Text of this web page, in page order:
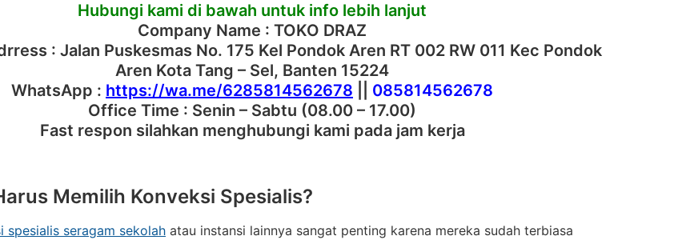
Hubungi kami di bawah untuk info lebih lanjut
Company Name : TOKO DRAZ
: Jalan Puskesmas No. 175 Kel Pondok Aren RT 002 RW 011 Kec Pondok
Aren Kota Tang – Sel, Banten 15224
WhatsApp : https://wa.me/6285814562678
085814562678
Office Time : Senin – Sabtu (08.00 – 17.00)
Fast respon silahkan menghubungi kami pada jam kerja
Memilih Konveksi Spesialis?
spesialis seragam sekolah atau instansi lainnya sangat penting karena mereka sudah terbiasa